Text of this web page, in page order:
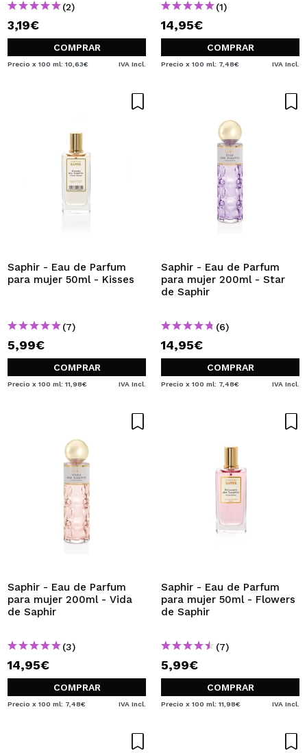
(2)
3,19€
COMPRAR
Precio x 100 ml: 10,63€ IVA Incl.
(1)
14,95€
COMPRAR
Precio x 100 ml: 7,48€ IVA Incl.
Saphir - Eau de Parfum
para mujer 50ml - Kisses
(7)
5,99€
COMPRAR
Precio x 100 ml: 11,98€ IVA Incl.
Saphir - Eau de Parfum
para mujer 200ml - Star
de Saphir
(6)
14,95€
COMPRAR
Precio x 100 ml: 7,48€ IVA Incl.
Saphir - Eau de Parfum
para mujer 200ml - Vida
de Saphir
(3)
14,95€
COMPRAR
Precio x 100 ml: 7,48€ IVA Incl.
Saphir - Eau de Parfum
para mujer 50ml - Flowers
de Saphir
(7)
5,99€
COMPRAR
Precio x 100 ml: 11,98€ IVA Incl.